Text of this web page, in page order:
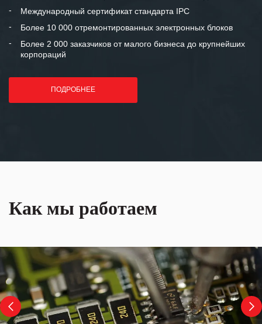
«Инженерной компании «555» долгих
лет успеха и процветания.
Международный сертификат стандарта IPC
Более 10 000 отремонтированных электронных блоков
Более 2 000 заказчиков от малого бизнеса до крупнейших
корпораций
ПОДРОБНЕЕ
Как мы работаем